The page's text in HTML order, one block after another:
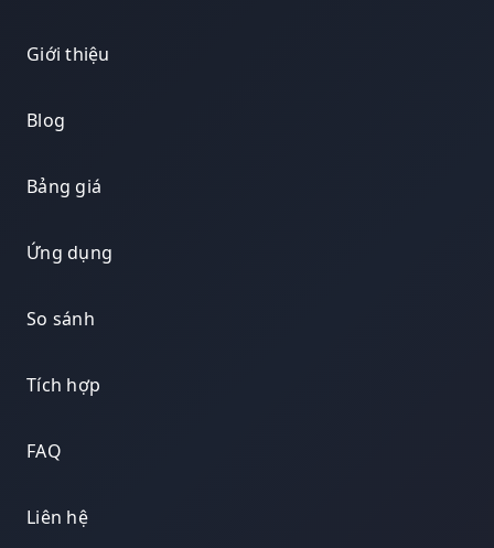
Giới thiệu
Blog
Bảng giá
Ứng dụng
So sánh
Tích hợp
FAQ
Liên hệ